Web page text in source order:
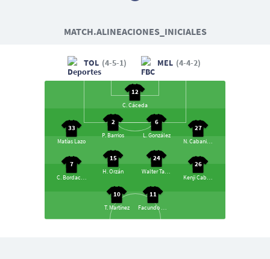
MATCH.ALINEACIONES_INICIALES
TOL (4-5-1) MEL (4-4-2)
12
C. Cáceda
6
L. González
2
P. Barrios
27
N. Cabanillas
33
Matías Lazo
24
Walter Tandazo
15
H. Orzán
26
Kenji Cabrera
7
C. Bordacahar
11
Facundo Castro
10
T. Martínez